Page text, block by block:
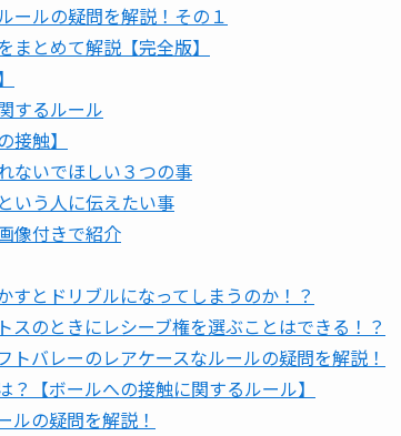
ールの疑問を解説！その１
とめて解説【完全版】
するルール
触】
ないでほしい３つの事
いう人に伝えたい事
像付きで紹介
すとドリブルになってしまうのか！？
スのときにレシーブ権を選ぶことはできる！？
トバレーのレアケースなルールの疑問を解説！
【ボールへの接触に関するルール】
ルの疑問を解説！